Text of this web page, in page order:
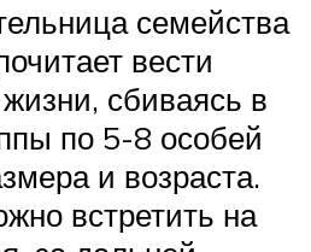
семейства
вести
сбиваясь в
по 5-8 особей
и возраста.
встретить на